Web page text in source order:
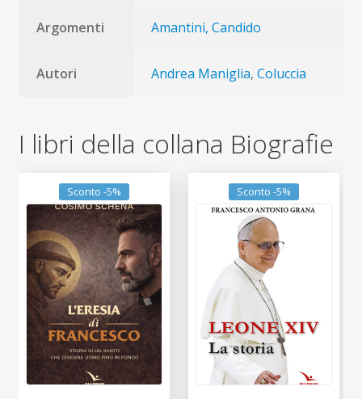
Argomenti Amantini, Candido
Autori Andrea Maniglia,Coluccia
I libri della collana Biografie
Sconto -5% Sconto -5%